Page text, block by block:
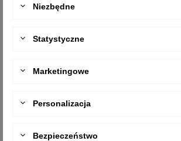
OGRODZIE I NA
Niezbędne
Statystyczne
Marketingowe
Personalizacja
Bezpieczeństwo